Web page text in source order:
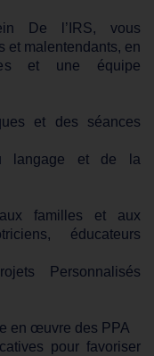
De l’IRS, vous
et malentendants, en
et une équipe
et des séances
langage et de la
familles et aux
éducateurs
Personnalisés
en œuvre des PPA
pour favoriser